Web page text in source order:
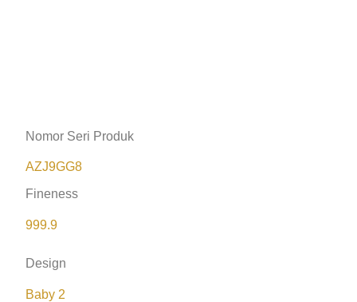
Nomor Seri Produk
AZJ9GG8
Fineness
999.9
Design
Baby 2